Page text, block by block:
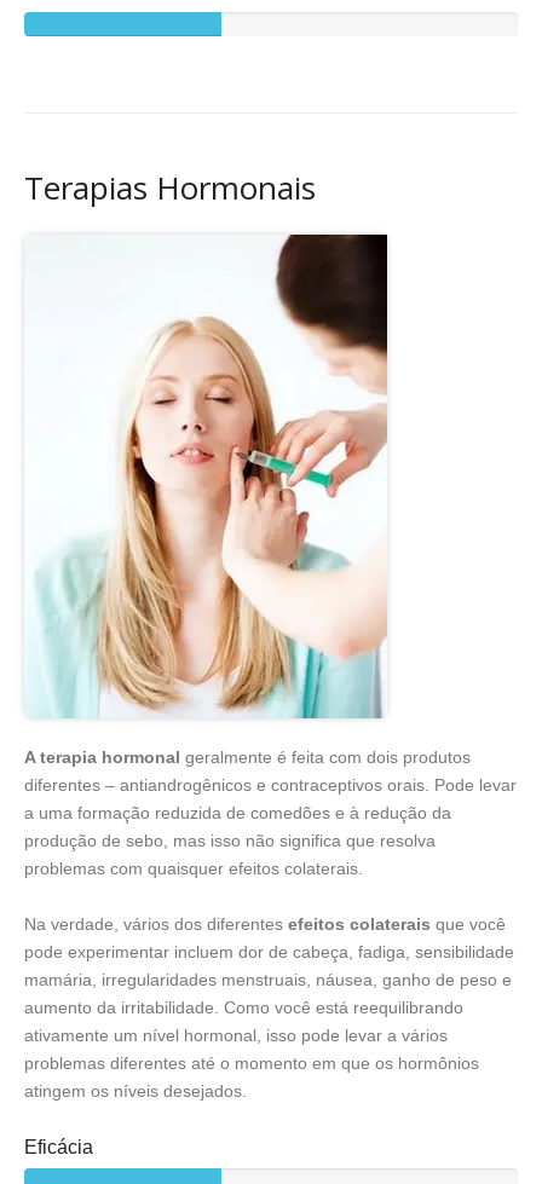
Terapias Hormonais
A terapia hormonal geralmente é feita com dois produtos
diferentes – antiandrogênicos e contraceptivos orais. Pode levar
a uma formação reduzida de comedões e à redução da
produção de sebo, mas isso não significa que resolva
problemas com quaisquer efeitos colaterais.
Na verdade, vários dos diferentes efeitos colaterais que você
pode experimentar incluem dor de cabeça, fadiga, sensibilidade
mamária, irregularidades menstruais, náusea, ganho de peso e
aumento da irritabilidade. Como você está reequilibrando
ativamente um nível hormonal, isso pode levar a vários
problemas diferentes até o momento em que os hormônios
atingem os níveis desejados.
Eficácia